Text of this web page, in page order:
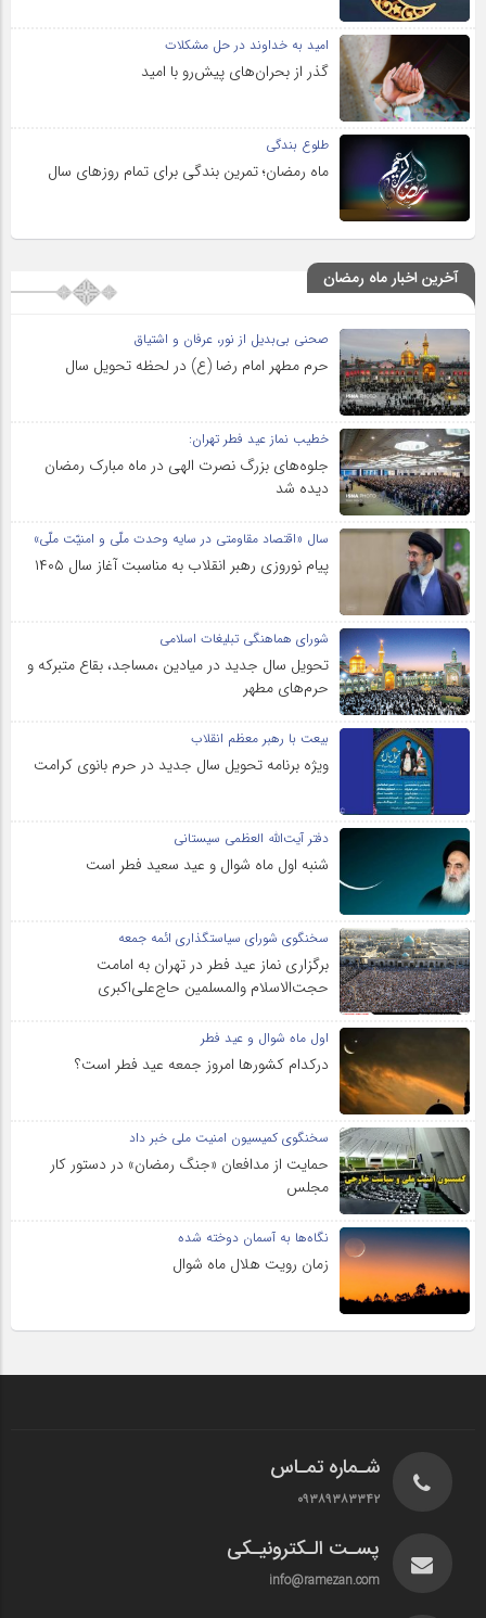
امید به خداوند در حل مشکلات
گذر از بحران‌های پیش‌رو با امید
طلوع بندگی
ماه رمضان؛ تمرین بندگی برای تمام روزهای سال
آخرین اخبار ماه رمضان
صحنی بی‌بدیل از نور، عرفان و اشتیاق
حرم مطهر امام رضا (ع) در لحظه تحویل سال
خطیب نماز عید فطر تهران:
جلوه‌های بزرگ نصرت الهی در ماه مبارک رمضان
دیده شد
سال «اقتصاد مقاومتی در سایه وحدت ملّی و امنیّت ملّی»
پیام نوروزی رهبر انقلاب به مناسبت آغاز سال ۱۴۰۵
شورای هماهنگی تبلیغات اسلامی
تحویل سال‌ جدید در میادین ،مساجد، بقاع متبرکه‌ و
حرم‌های‌ مطهر
بیعت با رهبر معظم انقلاب
ویژه برنامه تحویل سال جدید در حرم بانوی کرامت
دفتر آیت‌الله العظمی سیستانی
شنبه اول ماه شوال و عید سعید فطر است
سخنگوی شورای سیاستگذاری ائمه جمعه
برگزاری نماز عید فطر در تهران به امامت
حجت‌الاسلام والمسلمین حاج‌علی‌اکبری
اول ماه شوال و عید فطر
درکدام کشورها امروز جمعه عید فطر است؟
سخنگوی کمیسیون امنیت ملی خبر داد
حمایت از مدافعان «جنگ رمضان» در دستور کار
مجلس
نگاه‌ها به آسمان دوخته شده
زمان رویت هلال ماه شوال
شـماره تمـاس
۰۹۳۸۹۳۸۳۳۴۲
پسـت الـکترونیـکی
info@ramezan.com